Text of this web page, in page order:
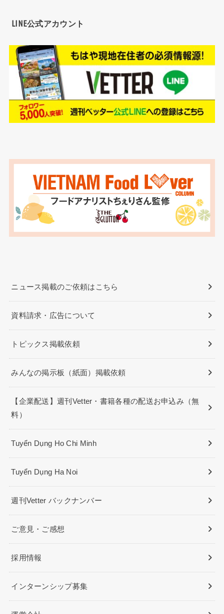
LINE公式アカウント
ニュース掲載のご依頼はこちら
資料請求・広告について
トピックス掲載依頼
みんなの掲示板（紙面）掲載依頼
【企業配送】週刊Vetter・書籍各種の配送お申込み（無
料）
Tuyển Dụng Ho Chi Minh
Tuyển Dụng Ha Noi
週刊Vetter バックナンバー
ご意見・ご感想
採用情報
インターンシップ募集